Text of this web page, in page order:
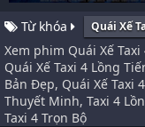
Từ khóa Quái Xế
Xem phim Quái Xế
Quái Xế Taxi 4 Lồng
Bản Đẹp, Quái Xế Taxi
Thuyết Minh, Taxi 4
Taxi 4 Trọn Bộ